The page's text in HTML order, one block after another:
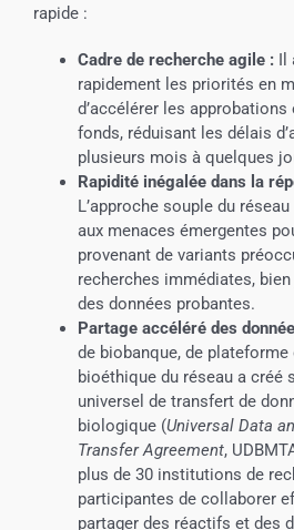
rapide :
Cadre de recherche agile :Il
rapidement les priorités en
d’accélérer les
fonds, réduisant les délais
plusieurs mois à quelques
Rapidité inégalée dans la
L’approche souple du
aux menaces émergentes
provenant de variants
recherches immédiates,
des données probantes.
Partage accéléré des
de biobanque, de plateforme
bioéthique du réseau a créé
universel de transfert de
biologique (Universal Data
Transfer Agreement,
plus de 30 institutions de
participantes de collaborer
partager des réactifs et des